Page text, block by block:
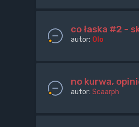
co łaska #2 -
autor: Olo
no kurwa,
autor: Scaarph